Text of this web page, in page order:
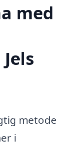
med
metode
i